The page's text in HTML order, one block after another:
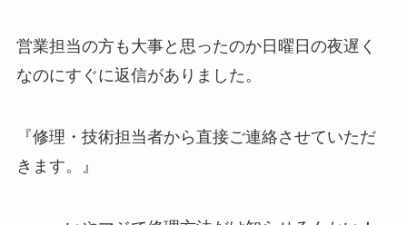
営業担当の方も大事と思ったのか日曜日の夜遅く
なのにすぐに返信がありました。
『修理・技術担当者から直接ご連絡させていただ
きます。』